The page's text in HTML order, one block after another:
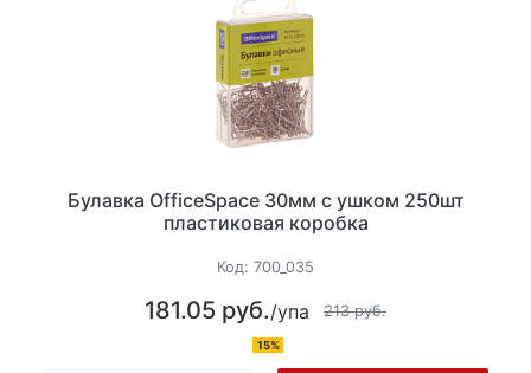
Булавка OfficeSpace 30мм с ушком 250шт
пластиковая коробка
Код: 700_035
181.05 руб./упа 213 руб.
15%